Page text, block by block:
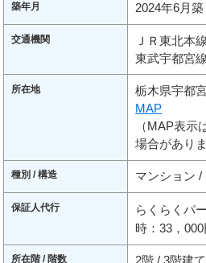
築年月 2024年6月築
交通機関
ＪＲ東北
東武宇都宮
所在地 栃木県宇都
MAP
（MAP表示
場合があり
種別 / 構造 マンション /
保証人代行
らくらくパ
時：33，
所在階 / 階数